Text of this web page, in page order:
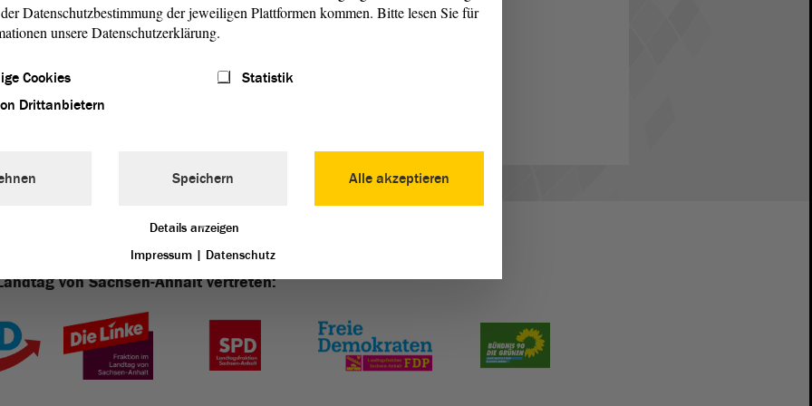
zum Nachlesen (PDF) (PDF; 398.59 KB)
von Sachsen-Anhalt vertreten:
Datenschutzbestimmung der jeweiligen Plattformen kommen. Bitte lesen Sie für
unsere Datenschutzerklärung.
Cookies
Statistik
Drittanbietern
Alle akzeptieren
Speichern
Details anzeigen
Impressum | Datenschutz